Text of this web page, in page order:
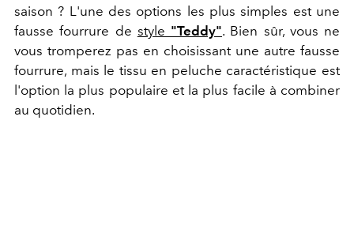
saison ? L'une des options les plus simples est une
fausse fourrure de style "Teddy". Bien sûr, vous ne
vous tromperez pas en choisissant une autre fausse
fourrure, mais le tissu en peluche caractéristique est
l'option la plus populaire et la plus facile à combiner
au quotidien.